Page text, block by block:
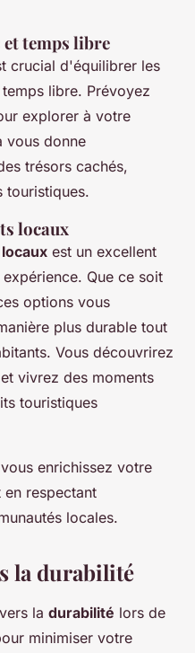
temps libre
crucial d'équilibrer les
libre. Prévoyez
explorer à votre
vous donne
trésors cachés,
touristiques.
locaux
est un excellent
Que ce soit
options vous
plus durable tout
Vous découvrirez
vivrez des moments
touristiques
enrichissez votre
respectant
locales.
la durabilité
la durabilité lors de
minimiser votre